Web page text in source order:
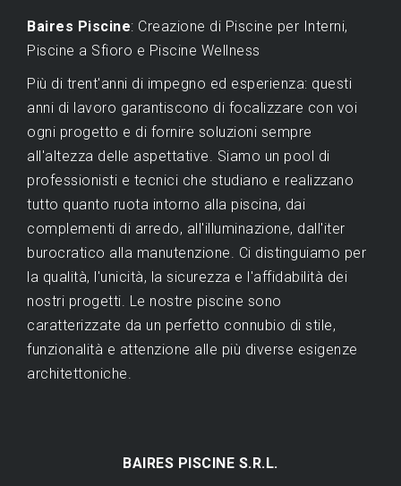
Baires Piscine: Creazione di Piscine per Interni,
Piscine a Sfioro e Piscine Wellness
Più di trent'anni di impegno ed esperienza: questi
anni di lavoro garantiscono di focalizzare con voi
ogni progetto e di fornire soluzioni sempre
all'altezza delle aspettative. Siamo un pool di
professionisti e tecnici che studiano e realizzano
tutto quanto ruota intorno alla piscina, dai
complementi di arredo, all'illuminazione, dall'iter
burocratico alla manutenzione. Ci distinguiamo per
la qualità, l'unicità, la sicurezza e l'affidabilità dei
nostri progetti. Le nostre piscine sono
caratterizzate da un perfetto connubio di stile,
funzionalità e attenzione alle più diverse esigenze
architettoniche.
BAIRES PISCINE S.R.L.